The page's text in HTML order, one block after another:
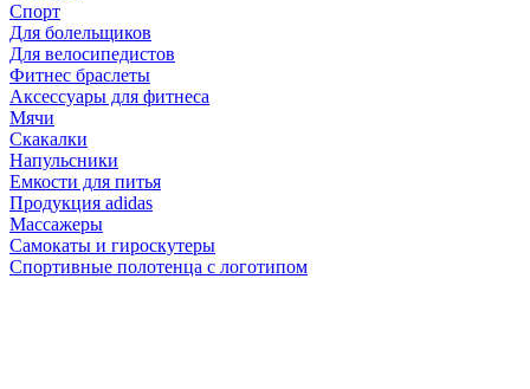
Спорт
Для болельщиков
Для велосипедистов
Фитнес браслеты
Аксессуары для фитнеса
Мячи
Скакалки
Напульсники
Емкости для питья
Продукция adidas
Массажеры
Самокаты и гироскутеры
Спортивные полотенца с логотипом